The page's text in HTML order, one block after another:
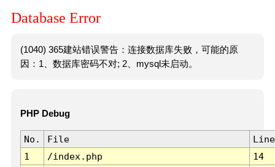
Database Error
(1040) 365建站错误警告：连接数据库失败，可能的原
因：1、数据库密码不对; 2、mysql未启动。
PHP Debug
No. File
Line
1
/index.php 14